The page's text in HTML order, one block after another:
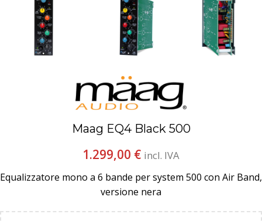
Maag EQ4 Black 500
1.299,00 € incl. IVA
Equalizzatore mono a 6 bande per system 500 con Air Band,
versione nera